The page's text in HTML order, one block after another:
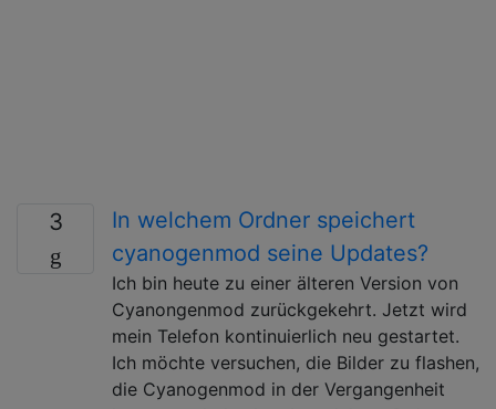
3
In welchem ​​Ordner speichert
cyanogenmod seine Updates?
Ich bin heute zu einer älteren Version von
Cyanongenmod zurückgekehrt. Jetzt wird
mein Telefon kontinuierlich neu gestartet.
Ich möchte versuchen, die Bilder zu flashen,
die Cyanogenmod in der Vergangenheit